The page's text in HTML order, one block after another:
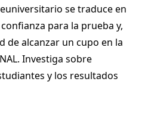
se traduce en
para la prueba y,
de alcanzar un cupo en la
Investiga sobre
y los resultados